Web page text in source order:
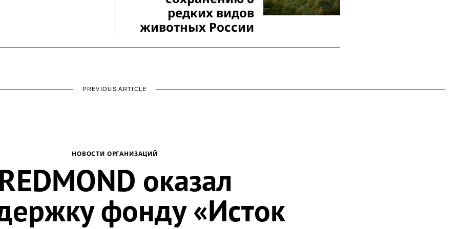
редких видов
животных России
PREVIOUS ARTICLE
НОВОСТИ ОРГАНИЗАЦИЙ
оказал
фонду «Исток